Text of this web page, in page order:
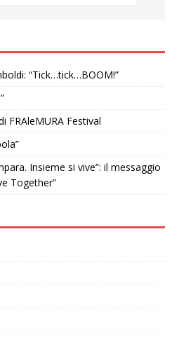
“Tick…tick…BOOM!”
FRAleMURA Festival
Insieme si vive”: il messaggio
Together”